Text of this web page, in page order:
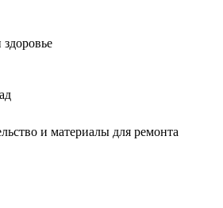
и материалы для ремонта